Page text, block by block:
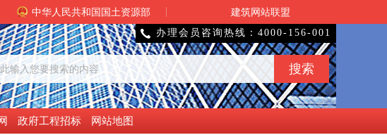
中华人民共和国国土资源部 建筑网站联盟
 办理会员咨询热线：4000-156-001
政府工程招标 网站地图